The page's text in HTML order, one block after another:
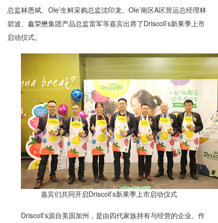
总监林恩斌、Ole’生鲜采购总监沈印龙、Ole’南区A区营运总经理林
碧波、鑫荣懋集团产品总监雷军等嘉宾出席了Driscoll’s新果季上市
启动仪式。
嘉宾们共同开启Driscoll’s新果季上市启动仪式
Driscoll’s源自美国加州，是由四代家族持有与经营的企业。作